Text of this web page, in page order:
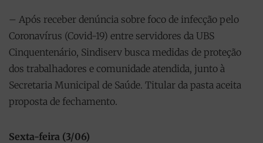
– Após receber denúncia sobre foco de infecção pelo
Coronavírus (Covid-19) entre servidores da UBS
Cinquentenário, Sindiserv busca medidas de proteção
dos trabalhadores e comunidade atendida, junto à
Secretaria Municipal de Saúde. Titular da pasta aceita
proposta de fechamento.
Sexta-feira (3/06)